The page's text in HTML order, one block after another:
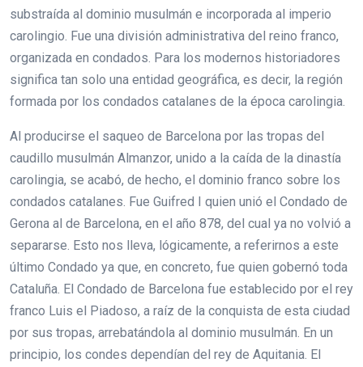
substraída al dominio musulmán e incorporada al imperio
carolingio. Fue una división administrativa del reino franco,
organizada en condados. Para los modernos historiadores
significa tan solo una entidad geográfica, es decir, la región
formada por los condados catalanes de la época carolingia.
Al producirse el saqueo de Barcelona por las tropas del
caudillo musulmán Almanzor, unido a la caída de la dinastía
carolingia, se acabó, de hecho, el dominio franco sobre los
condados catalanes. Fue Guifred I quien unió el Condado de
Gerona al de Barcelona, en el año 878, del cual ya no volvió a
separarse. Esto nos lleva, lógicamente, a referirnos a este
último Condado ya que, en concreto, fue quien gobernó toda
Cataluña. El Condado de Barcelona fue establecido por el rey
franco Luis el Piadoso, a raíz de la conquista de esta ciudad
por sus tropas, arrebatándola al dominio musulmán. En un
principio, los condes dependían del rey de Aquitania. El